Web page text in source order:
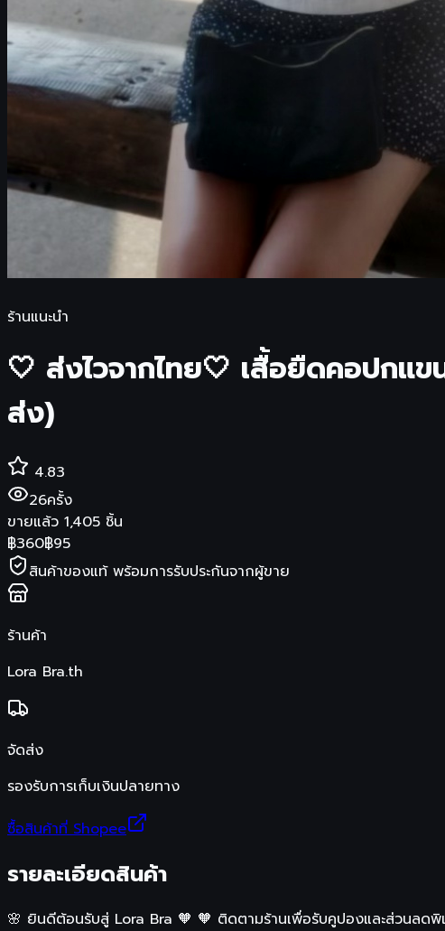
ร้านแนะนำ
🤍 ส่งไวจากไทย🤍 เสื้อยืดคอปกแ
ส่ง)
4.83
26ครั้ง
ขายแล้ว 1,405 ชิ้น
฿360฿95
สินค้าของแท้ พร้อมการรับประกันจากผู้ขาย
ร้านค้า
Lora Bra.th
จัดส่ง
รองรับการเก็บเงินปลายทาง
ซื้อสินค้าที่ Shopee
รายละเอียดสินค้า
🌸 ยินดีต้อนรับสู่ Lora Bra 🧡 🧡 ติดตามร้านเพื่อรับคูปองและส่วนล